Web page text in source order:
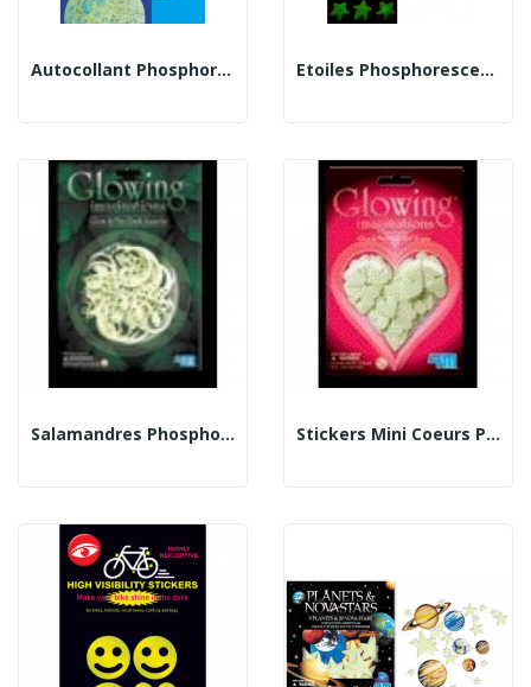
Autocollant Phosphorescent Lune Etoiles Phosphorescentes En Relief
Salamandres Phosphorescents Stickers Mini Coeurs Phosphorescents